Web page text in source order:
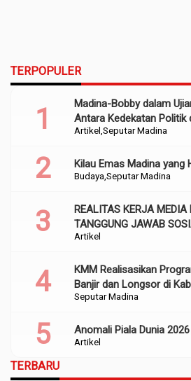
TERPOPULER
Artikel Seputar Madina
Madina-Bobby dalam
Antara Kedekatan Politik
Perencanaan
Budaya Seputar Madina
Kilau Emas Madina yang
Artikel
REALITAS KERJA MEDIA
TANGGUNG JAWAB
Seputar Madina
KMM Realisasikan
Banjir dan Longsor di
Artikel
Anomali Piala Dunia 2026
TERBARU